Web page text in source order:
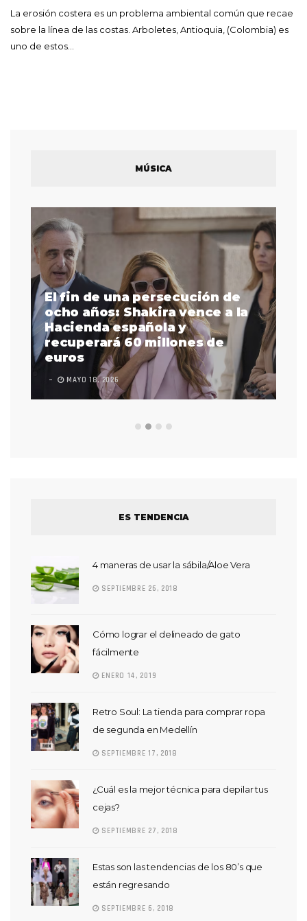
La erosión costera es un problema ambiental común que recae
sobre la línea de las costas. Arboletes, Antioquia, (Colombia) es
uno de estos…
MÚSICA
El fin de una persecución de
ocho años: Shakira vence a la
Hacienda española y
recuperará 60 millones de
euros
MAYO 18, 2026
ES TENDENCIA
4 maneras de usar la sábila/Aloe Vera
SEPTIEMBRE 26, 2018
Cómo lograr el delineado de gato
fácilmente
ENERO 14, 2019
Retro Soul: La tienda para comprar ropa
de segunda en Medellín
SEPTIEMBRE 17, 2018
¿Cuál es la mejor técnica para depilar tus
cejas?
SEPTIEMBRE 27, 2018
Estas son las tendencias de los 80’s que
están regresando
SEPTIEMBRE 6, 2018